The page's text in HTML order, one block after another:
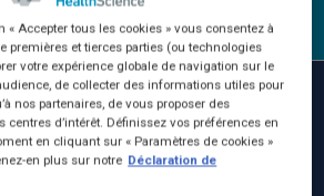
Science Belgilux
Belgilux NV:
Birmingham 221
« Accepter tous les cookies » vous consentez à
premières et tierces parties (ou technologies
votre expérience globale de navigation sur le
de collecter des informations utiles pour
nos partenaires, de vous proposer des
centres d’intérêt. Définissez vos préférences en
en cliquant sur « Paramètres de cookies »
en plus sur notre Déclaration de